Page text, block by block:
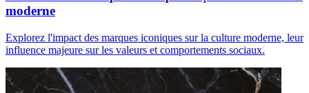
moderne
Explorez l'impact des marques iconiques sur la culture moderne, leur
influence majeure sur les valeurs et comportements sociaux.